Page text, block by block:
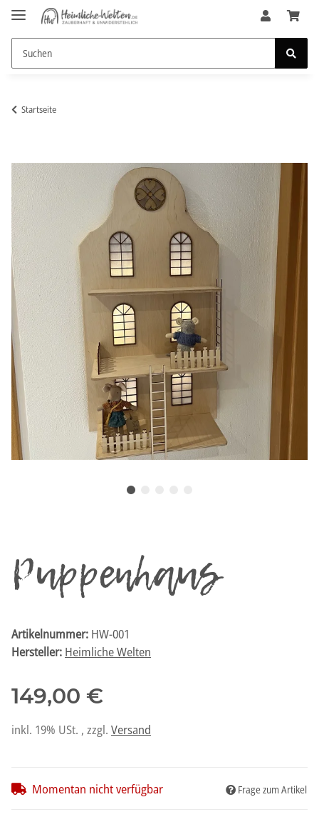
Startseite
Puppenhaus
Artikelnummer: HW-001
Hersteller: Heimliche Welten
149,00 €
inkl. 19% USt. , zzgl. Versand
Momentan nicht verfügbar Frage zum Artikel